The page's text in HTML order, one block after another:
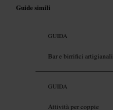
Guide simili
GUIDA
Bar e birrifici artigianali
GUIDA
Attività per coppie